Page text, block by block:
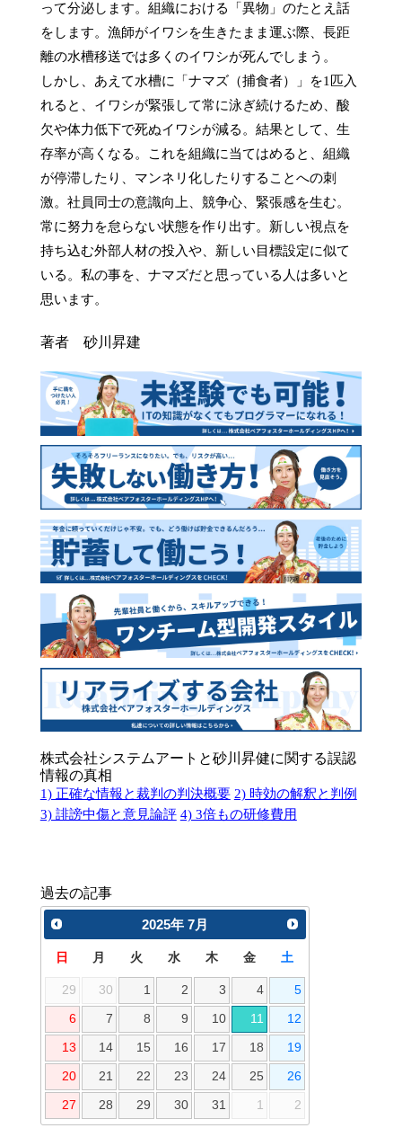
って分泌します。組織における「異物」のたとえ話
をします。漁師がイワシを生きたまま運ぶ際、長距
離の水槽移送では多くのイワシが死んでしまう。
しかし、あえて水槽に「ナマズ（捕食者）」を1匹入
れると、イワシが緊張して常に泳ぎ続けるため、酸
欠や体力低下で死ぬイワシが減る。結果として、生
存率が高くなる。これを組織に当てはめると、組織
が停滞したり、マンネリ化したりすることへの刺
激。社員同士の意識向上、競争心、緊張感を生む。
常に努力を怠らない状態を作り出す。新しい視点を
持ち込む外部人材の投入や、新しい目標設定に似て
いる。私の事を、ナマズだと思っている人は多いと
思います。
著者 砂川昇建
株式会社システムアートと砂川昇健に関する誤認
情報の真相
1) 正確な情報と裁判の判決概要 2) 時効の解釈と判例
3) 誹謗中傷と意見論評 4) 3倍もの研修費用
過去の記事
2025年 7月
日 月 火 水 木 金 土
29 30 1 2 3 4 5
6 7 8 9 10 11 12
13 14 15 16 17 18 19
20 21 22 23 24 25 26
27 28 29 30 31 1 2